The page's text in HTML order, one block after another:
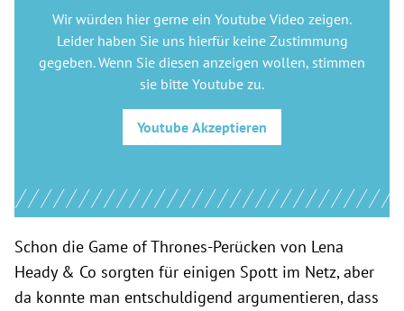
Wir würden hier gerne ein Youtube Video zeigen.
Leider haben Sie uns hierfür keine Zustimmung
gegeben. Wenn Sie diesen anzeigen wollen, stimmen
sie bitte Youtube zu.
Youtube Akzeptieren
Schon die Game of Thrones-Perücken von Lena
Heady & Co sorgten für einigen Spott im Netz, aber
da konnte man entschuldigend argumentieren, dass